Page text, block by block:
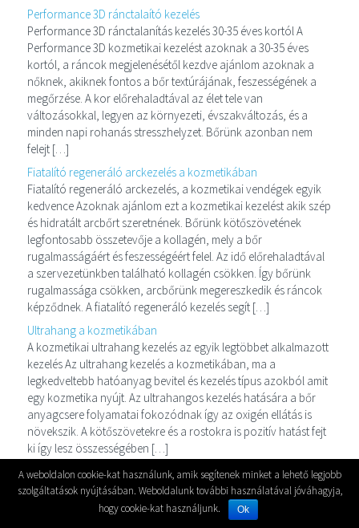
Performance 3D ránctalaító kezelés
Performance 3D ránctalanítás kezelés 30-35 éves kortól A
Performance 3D kozmetikai kezelést azoknak a 30-35 éves
kortól, a ráncok megjelenésétől kezdve ajánlom azoknak a
nőknek, akiknek fontos a bőr textúrájának, feszességének a
megőrzése. A kor előrehaladtával az élet tele van
változásokkal, legyen az környezeti, évszakváltozás, és a
minden napi rohanás stresszhelyzet. Bőrünk azonban nem
felejt […]
Fiatalító regeneráló arckezelés a kozmetikában
Fiatalító regeneráló arckezelés, a kozmetikai vendégek egyik
kedvence Azoknak ajánlom ezt a kozmetikai kezelést akik szép
és hidratált arcbőrt szeretnének. Bőrünk kötőszövetének
legfontosabb összetevője a kollagén, mely a bőr
rugalmasságáért és feszességéért felel. Az idő előrehaladtával
a szervezetünkben található kollagén csökken. Így bőrünk
rugalmassága csökken, arcbőrünk megereszkedik és ráncok
képződnek. A fiatalító regeneráló kezelés segít […]
Ultrahang a kozmetikában
A kozmetikai ultrahang kezelés az egyik legtöbbet alkalmazott
kezelés Az ultrahang kezelés a kozmetikában, ma a
legkedveltebb hatóanyag bevitel és kezelés típus azokból amit
egy kozmetika nyújt. Az ultrahangos kezelés hatására a bőr
anyagcsere folyamatai fokozódnak így az oxigén ellátás is
növekszik. A kötőszövetekre és a rostokra is pozitív hatást fejt
ki így lesz összességében […]
Műszempilla ápolás szabályai, hogyan csináld?!
Műszempilla ápolás, hogyan legyen a műszempillád minél
tartósabb A műszempilla ápolása és óvása az amiről sokan
megfeledkeznek, mikor műszempillát kezdenek el viselni. A
A weboldalon cookie-kat használunk, amik segítenek minket a lehető legjobb
szolgáltatások nyújtásában. Weboldalunk további használatával jóváhagyja,
hogy cookie-kat használjunk.
Ok